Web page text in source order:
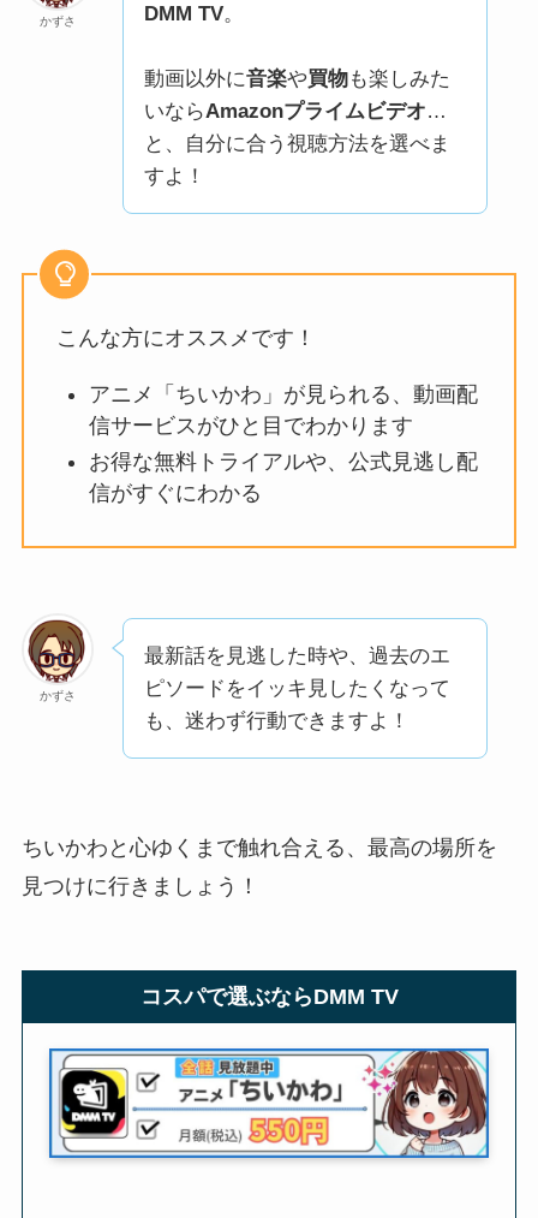
かずさ
DMM TV。
動画以外に音楽や買物も楽しみた
いならAmazonプライムビデオ…
と、自分に合う視聴方法を選べま
すよ！
こんな方にオススメです！
アニメ「ちいかわ」が見られる、動画配
信サービスがひと目でわかります
お得な無料トライアルや、公式見逃し配
信がすぐにわかる
かずさ
最新話を見逃した時や、過去のエ
ピソードをイッキ見したくなって
も、迷わず行動できますよ！
ちいかわと心ゆくまで触れ合える、最高の場所を
見つけに行きましょう！
コスパで選ぶならDMM TV